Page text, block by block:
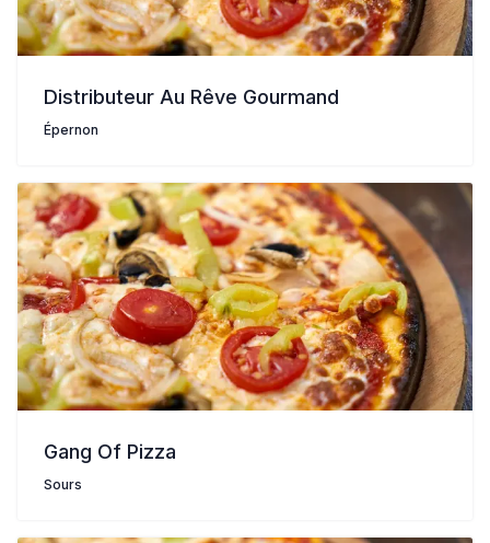
Distributeur Au Rêve Gourmand
Épernon
Gang Of Pizza
Sours